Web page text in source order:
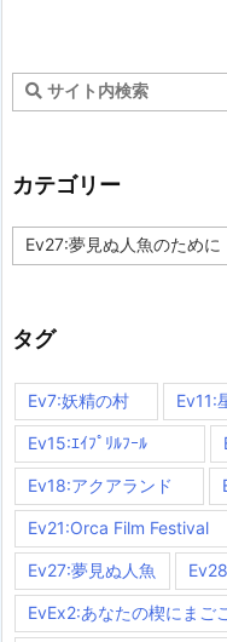
カテゴリー
カ
テ
ー
タグ
Ev7:妖精の村 Ev11:
Ev15:ｴｲﾌﾟﾘﾙﾌｰﾙ
Ev18:アクアランド
Ev21:Orca Film Festival
Ev27:夢見ぬ人魚
EvEx2:あなたの楔にまご